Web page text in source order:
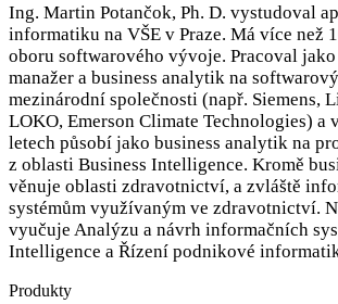
Ing. Martin Potančok, Ph. D. vystudoval
informatiku na VŠE v Praze. Má více než
oboru softwarového vývoje. Pracoval
manažer a business analytik na
mezinárodní společnosti (např. Siemens,
LOKO, Emerson Climate Technologies) a
letech působí jako business analytik na
z oblasti Business Intelligence. Kromě
věnuje oblasti zdravotnictví, a zvláště
systémům využívaným ve zdravotnictví.
vyučuje Analýzu a návrh informačních
Intelligence a Řízení podnikové
Produkty